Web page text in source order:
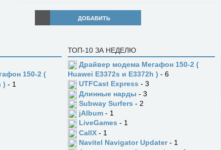
ДОБАВИТЬ
150-2 (
) - 1
ТОП-10 ЗА НЕДЕЛЮ
Драйвер модема Мегафон 150-2 (
Huawei E3372s и E3372h ) - 6
UTFCast Express - 3
Длинные нарды - 3
Subway Surfers - 2
jAlbum - 1
LiveGames - 1
CallX - 1
Navitel Navigator Updater- 1